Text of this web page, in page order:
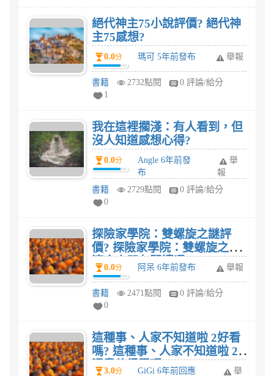
絕代神主75小說評價? 絕代神
主75感想?
0.0分 瑪可 5年前發布 舉報
書籍 2732點閱
0 評論/給分
1
我在這裡擱淺：有人看到，但
沒人知道感想心得?
0.0分
Angle 6年前發
布
舉
報
書籍
2729點閱
0 評論/給分
0
探險家學院：雙螺旋之謎評
價? 探險家學院：雙螺旋之謎
適合小朋友閱讀嗎?
0.0分 阿呆 6年前發布 舉報
書籍 2471點閱
0 評論/給分
0
這種事、人家不知道啦 2好看
嗎? 這種事、人家不知道啦 2
漫畫值得買嗎?
3.0分
GiGi 6年前回應
舉